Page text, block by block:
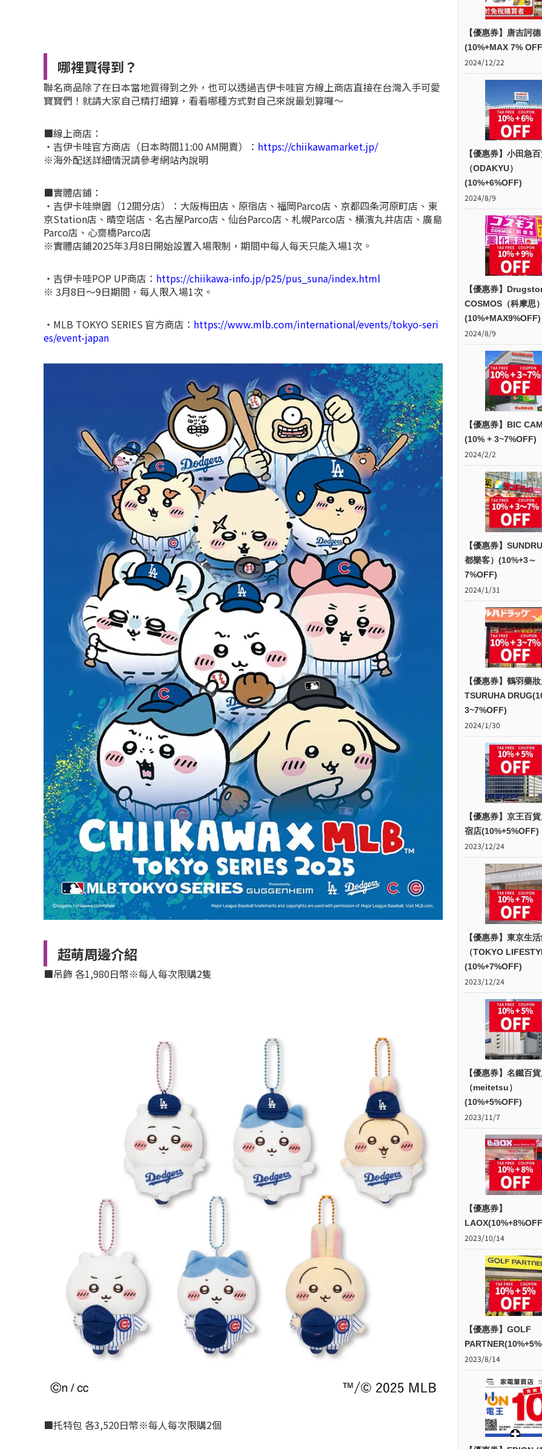
哪裡買得到？
聯名商品除了在日本當地買得到之外，也可以透過吉伊卡哇官方線上商店直接在台灣入手可愛
寶寶們！就請大家自己精打細算，看看哪種方式對自己來說最划算囉～
■線上商店：
・吉伊卡哇官方商店（日本時間11:00 AM開賣）： https://chiikawamarket.jp/
※海外配送詳細情況請參考網站內說明
■實體店鋪：
・吉伊卡哇樂園（12間分店）：大阪梅田店、原宿店、福岡Parco店、京都四条河原町店、東
京Station店、晴空塔店、名古屋Parco店、仙台Parco店、札幌Parco店、橫濱丸井店店、廣島
Parco店、心齋橋Parco店
※實體店鋪2025年3月8日開始設置入場限制，期間中每人每天只能入場1次。
・吉伊卡哇POP UP商店： https://chiikawa-info.jp/p25/pus_suna/index.html
※ 3月8日～9日期間，每人限入場1次。
・MLB TOKYO SERIES 官方商店： https://www.mlb.com/international/events/tokyo-seri
es/event-japan
超萌周邊介紹
■吊飾 各1,980日幣※每人每次限購2隻
■托特包 各3,520日幣※每人每次限購2個
【優惠券】唐吉訶德
(10%+MAX 7%
2024/12/22
【優惠券】小田急
（ODAKYU）
(10%+6%OFF)
2024/8/9
【優惠券】
COSMOS（科摩思
(10%+MAX9%OFF)
2024/8/9
【優惠券】BIC
(10% + 3~7%OFF)
2024/2/2
【優惠券】
都樂客）(10%+3～
7%OFF)
2024/1/31
【優惠券】鶴羽藥
TSURUHA
3~7%OFF)
2024/1/30
【優惠券】京王百
宿店(10%+5%OFF)
2023/12/24
【優惠券】東京生
（TOKYO
(10%+7%OFF)
2023/12/24
【優惠券】名鐵百
（meitetsu）
(10%+5%OFF)
2023/11/7
【優惠券】
2023/10/14
【優惠券】GOLF
2023/8/14